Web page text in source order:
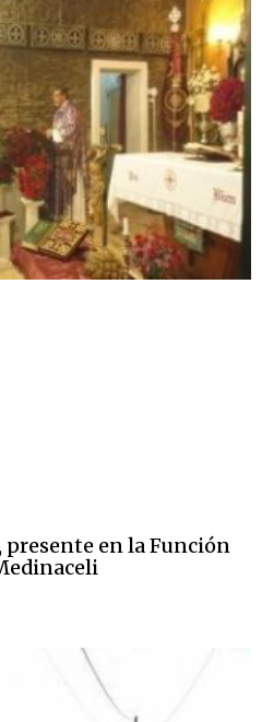
presente en la Función